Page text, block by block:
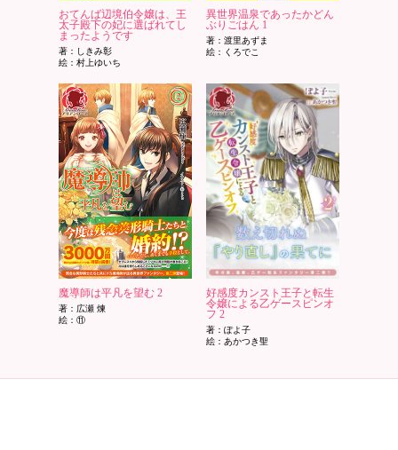
おてんば辺境伯令嬢は、王
太子殿下の妃に選ばれてし
まったようです
著：しきみ彰
絵：村上ゆいち
異世界温泉であったかどん
ぶりごはん 1
著：渡里あずま
絵：くろでこ
魔導師は平凡を望む 2
著：広瀬 煉
絵：⑪
好感度カンスト王子と転生
令嬢による乙ゲースピンオ
フ 2
著：ぽよ子
絵：あかつき聖